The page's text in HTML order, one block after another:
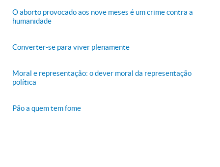
O aborto provocado aos nove meses é um crime contra a
humanidade
Converter-se para viver plenamente
Moral e representação: o dever moral da representação
política
Pão a quem tem fome